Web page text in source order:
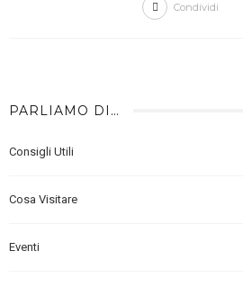
Condividi
PARLIAMO DI…
Consigli Utili
Cosa Visitare
Eventi